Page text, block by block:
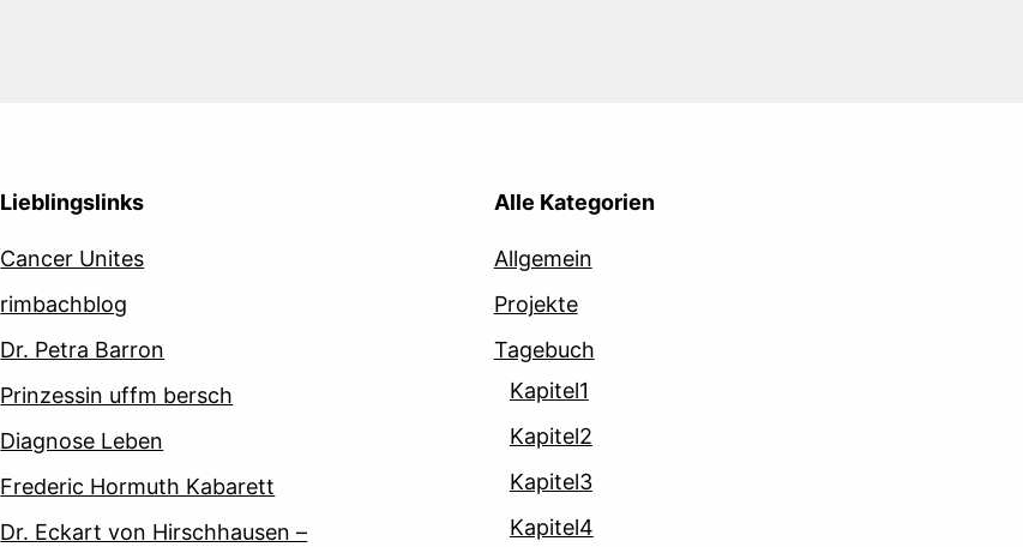
Lieblingslinks
Cancer Unites
rimbachblog
Dr. Petra Barron
Prinzessin uffm bersch
Diagnose Leben
Frederic Hormuth Kabarett
Dr. Eckart von Hirschhausen –
Alle Kategorien
Allgemein
Projekte
Tagebuch
Kapitel1
Kapitel2
Kapitel3
Kapitel4